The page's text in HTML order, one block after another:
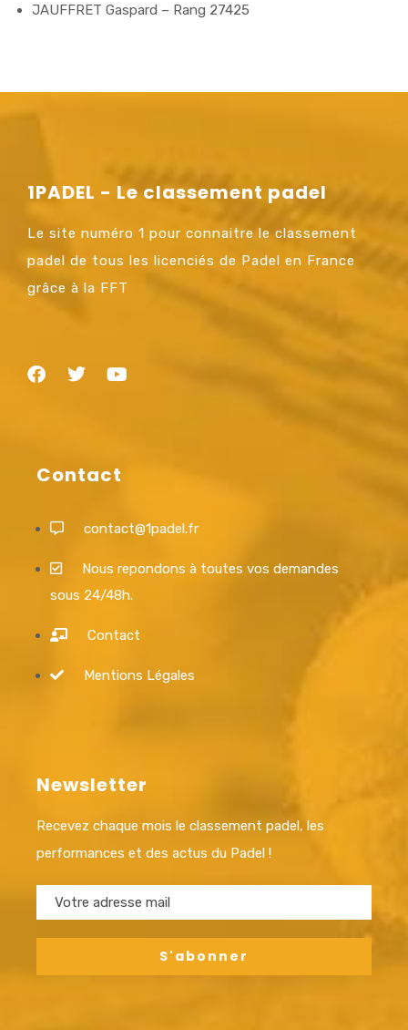
JAUFFRET Gaspard – Rang 27425
1PADEL - Le classement padel
Le site numéro 1 pour connaitre le classement
padel de tous les licenciés de Padel en France
grâce à la FFT
Contact
contact@1padel.fr
Nous repondons à toutes vos demandes
sous 24/48h.
Contact
Mentions Légales
Newsletter
Recevez chaque mois le classement padel, les
performances et des actus du Padel !